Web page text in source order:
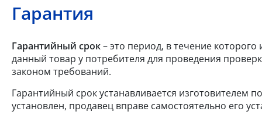
Гарантия
Гарантийный срок– это период, в течение которого
данный товар у потребителя для проведения
законом требований.
Гарантийный срок устанавливается изготовителем
установлен, продавец вправе самостоятельно его